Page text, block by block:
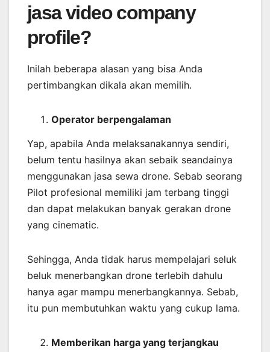
jasa video company
profile?
Inilah beberapa alasan yang bisa Anda
pertimbangkan dikala akan memilih.
Operator berpengalaman
Yap, apabila Anda melaksanakannya sendiri,
belum tentu hasilnya akan sebaik seandainya
menggunakan jasa sewa drone. Sebab seorang
Pilot profesional memiliki jam terbang tinggi
dan dapat melakukan banyak gerakan drone
yang cinematic.
Sehingga, Anda tidak harus mempelajari seluk
beluk menerbangkan drone terlebih dahulu
hanya agar mampu menerbangkannya. Sebab,
itu pun membutuhkan waktu yang cukup lama.
Memberikan harga yang terjangkau